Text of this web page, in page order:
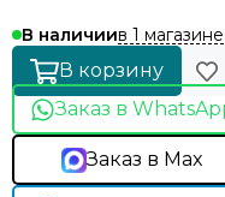
В наличиив 1 магазине
В корзину
Заказ в
Заказ в Max